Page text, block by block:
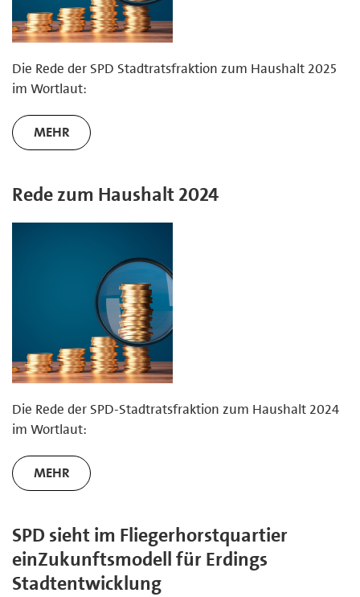
Die Rede der SPD Stadtratsfraktion zum Haushalt 2025
im Wortlaut:
MEHR
Rede zum Haushalt 2024
Die Rede der SPD-Stadtratsfraktion zum Haushalt 2024
im Wortlaut:
MEHR
SPD sieht im Fliegerhorstquartier
einZukunftsmodell für Erdings
Stadtentwicklung